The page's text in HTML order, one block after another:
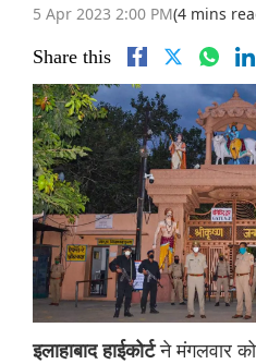
5 Apr 2023 2:00 PM(4 mins
Share this
इलाहाबाद हाईकोर्टने मंगलवार